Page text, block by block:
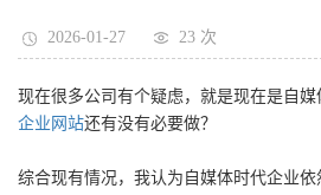
2026-01-27 23 次
现在很多公司有个疑虑，就是现在是自媒
企业网站还有没有必要做？
综合现有情况，我认为自媒体时代企业依